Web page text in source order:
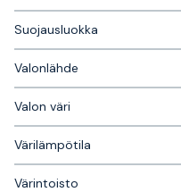
Suojausluokka
Valonlähde
Valon väri
Värilämpötila
Värintoisto